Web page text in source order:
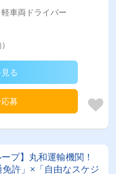
車両ドライバー
る
募
プ】丸和運輸機関！
免許」×「自由なスケジ